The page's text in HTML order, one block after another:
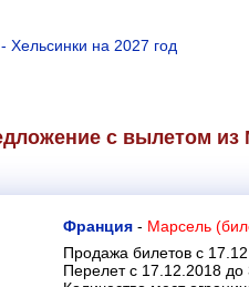
на 2027 год
с вылетом
Франция - Марсель
Продажа билетов с
Перелет с 17.12.2018 до